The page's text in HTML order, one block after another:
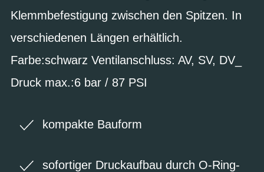
Klemmbefestigung zwischen den Spitzen. In
verschiedenen Längen erhältlich.
Farbe:schwarz Ventilanschluss: AV, SV, DV_
Druck max.:6 bar / 87 PSI
kompakte Bauform
sofortiger Druckaufbau durch O-Ring-